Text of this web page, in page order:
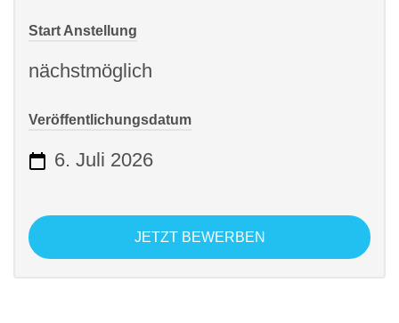
Start Anstellung
nächstmöglich
Veröffentlichungsdatum
6. Juli 2026
JETZT BEWERBEN